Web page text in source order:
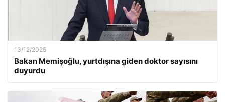
13/12/2025
Bakan Memişoğlu, yurtdışına giden doktor sayısını
duyurdu